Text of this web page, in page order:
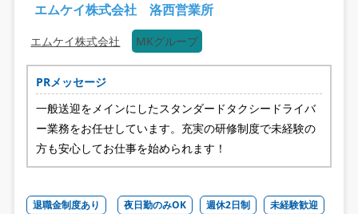
エムケイ株式会社 洛西営業所
エムケイ株式会社 MKグループ
PRメッセージ
一般送迎をメインにしたスタンダードタクシードライバ
ー業務をお任せしています。充実の研修制度で未経験の
方も安心してお仕事を始められます！
退職金制度あり 夜日勤のみOK 週休2日制
未経験歓迎